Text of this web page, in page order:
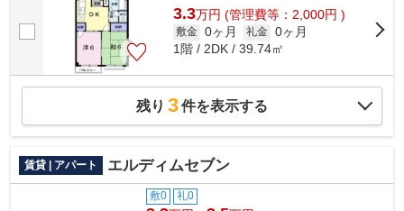
3.3万円 (管理費等：2,000円 )
敷金 0ヶ月 礼金 0ヶ月
1階 / 2DK / 39.74㎡
残り 3件を表示する
賃貸 | アパート エルディムセブン
敷0 礼0